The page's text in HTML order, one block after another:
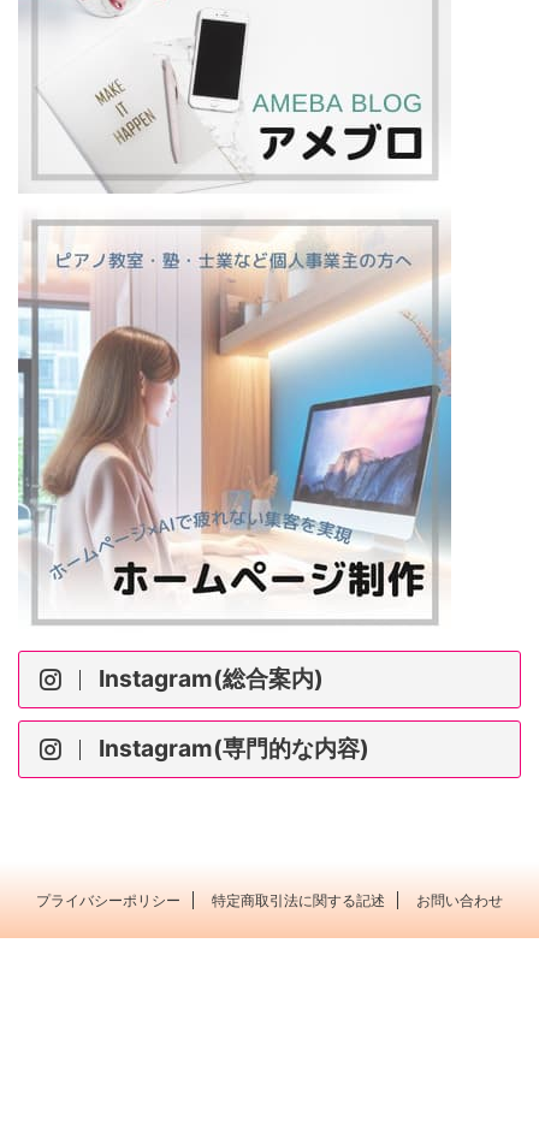
Instagram(総合案内)
Instagram(専門的な内容)
プライバシーポリシー 特定商取引法に関する記述 お問い合わせ